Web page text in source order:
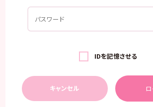
IDを記憶させる
キャンセル